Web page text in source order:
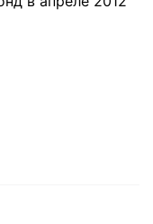
X
в Viber
в Whatsapp
в Messenger
в LinkedIn
в Google news
в Viber
в LinkedIn